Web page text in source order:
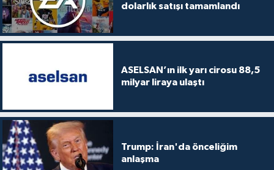
dolarlık satışı tamamlandı
ASELSAN’ın ilk yarı cirosu 88,5
milyar liraya ulaştı
Trump: İran'da önceliğim
anlaşma